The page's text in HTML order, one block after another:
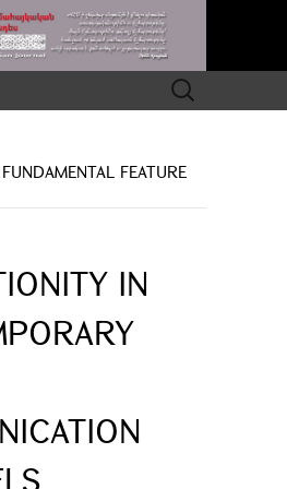
Search
for:
FEATURE
IN